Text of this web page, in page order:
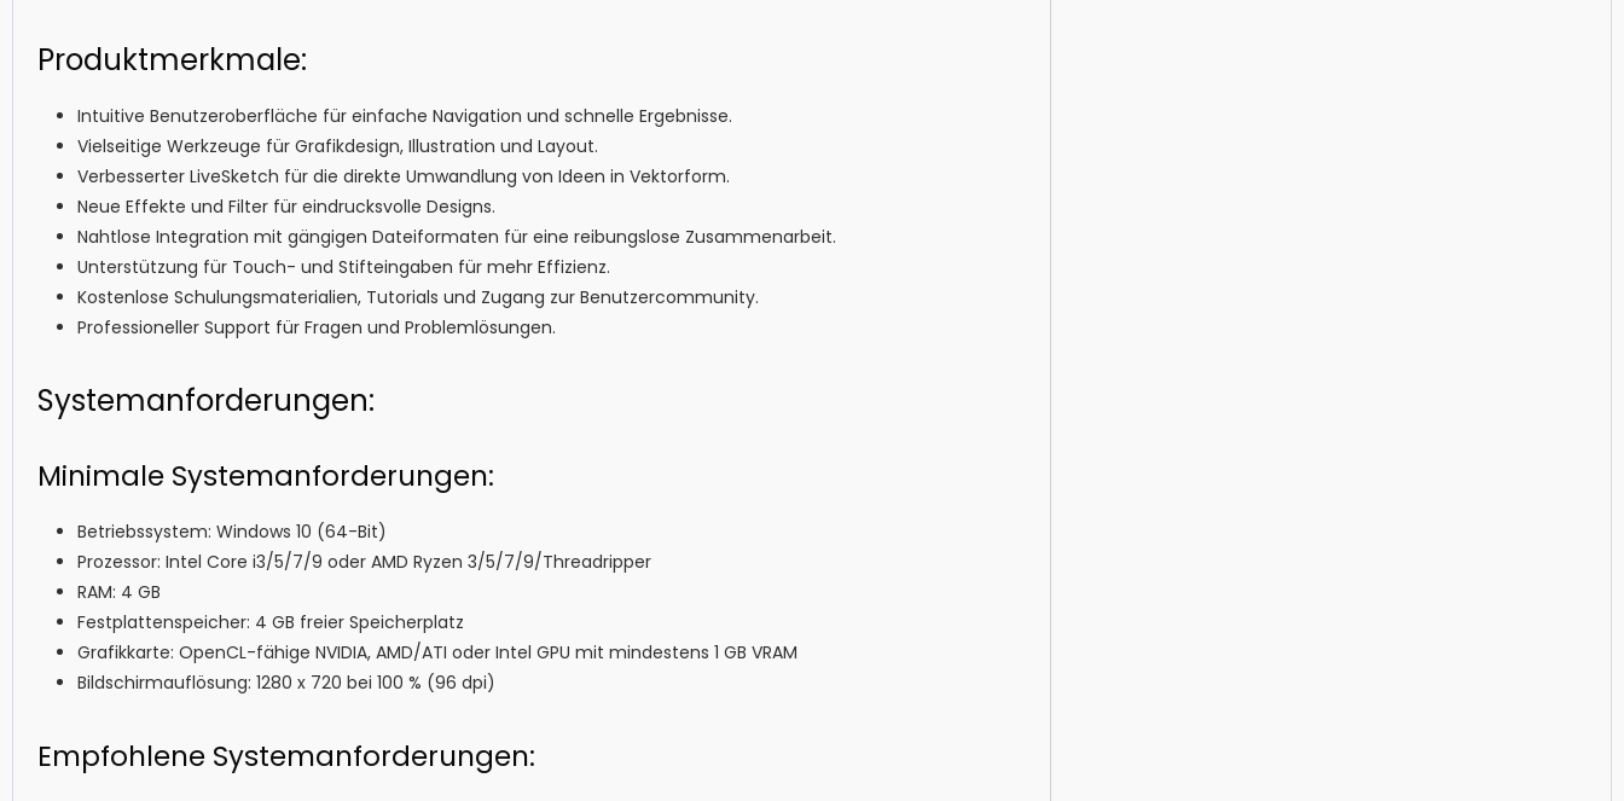
Produktmerkmale:
Intuitive Benutzeroberfläche für einfache Navigation und schnelle Ergebnisse.
Vielseitige Werkzeuge für Grafikdesign, Illustration und Layout.
Verbesserter LiveSketch für die direkte Umwandlung von Ideen in Vektorform.
Neue Effekte und Filter für eindrucksvolle Designs.
Nahtlose Integration mit gängigen Dateiformaten für eine reibungslose Zusammenarbeit.
Unterstützung für Touch- und Stifteingaben für mehr Effizienz.
Kostenlose Schulungsmaterialien, Tutorials und Zugang zur Benutzercommunity.
Professioneller Support für Fragen und Problemlösungen.
Systemanforderungen:
Minimale Systemanforderungen:
Betriebssystem: Windows 10 (64-Bit)
Prozessor: Intel Core i3/5/7/9 oder AMD Ryzen 3/5/7/9/Threadripper
RAM: 4 GB
Festplattenspeicher: 4 GB freier Speicherplatz
Grafikkarte: OpenCL-fähige NVIDIA, AMD/ATI oder Intel GPU mit mindestens 1 GB VRAM
Bildschirmauflösung: 1280 x 720 bei 100 % (96 dpi)
Empfohlene Systemanforderungen: